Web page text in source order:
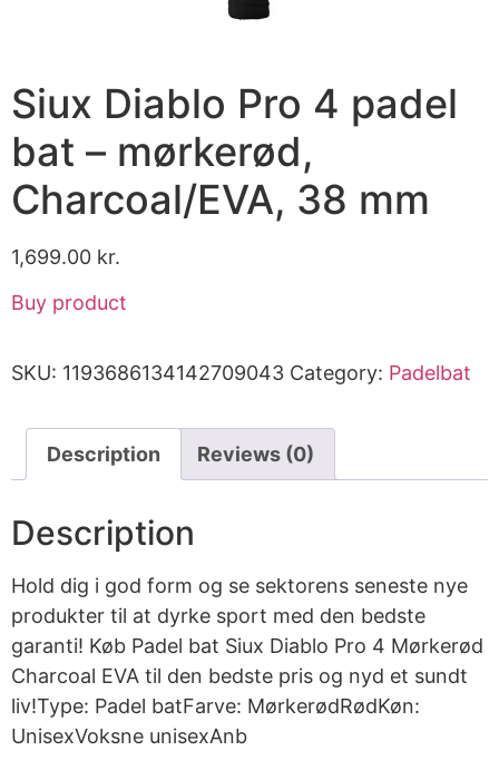
Siux Diablo Pro 4 padel
bat – mørkerød,
Charcoal/EVA, 38 mm
1,699.00 kr.
Buy product
SKU: 1193686134142709043 Category: Padelbat
Description Reviews (0)
Description
Hold dig i god form og se sektorens seneste nye
produkter til at dyrke sport med den bedste
garanti! Køb Padel bat Siux Diablo Pro 4 Mørkerød
Charcoal EVA til den bedste pris og nyd et sundt
liv!Type: Padel batFarve: MørkerødRødKøn:
UnisexVoksne unisexAnb